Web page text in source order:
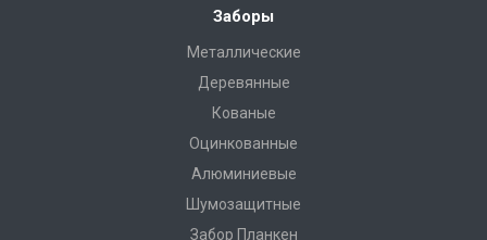
Заборы
Металлические
Деревянные
Кованые
Оцинкованные
Алюминиевые
Шумозащитные
Забор Планкен